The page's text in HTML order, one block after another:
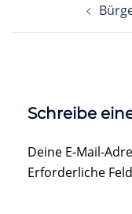
Schreibe
Deine E-Mail-
Erforderliche